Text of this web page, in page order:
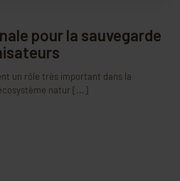
pour la sauvegarde
un rôle très important dans la
natur [...]